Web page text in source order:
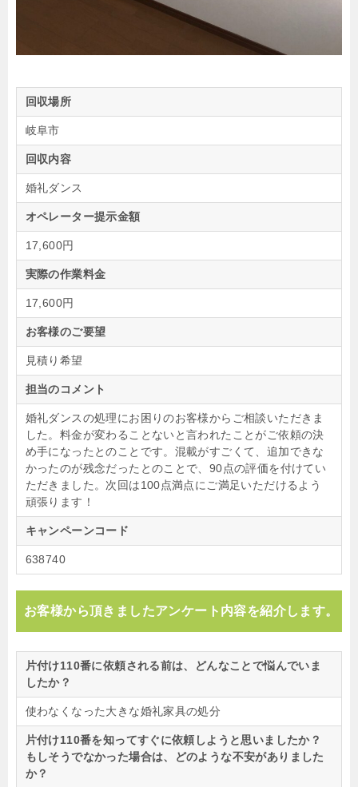
回収場所
岐阜市
回収内容
婚礼ダンス
オペレーター提示金額
17,600円
実際の作業料金
17,600円
お客様のご要望
見積り希望
担当のコメント
婚礼ダンスの処理にお困りのお客様からご相談いただきま
した。料金が変わることないと言われたことがご依頼の決
め手になったとのことです。混載がすごくて、追加できな
かったのが残念だったとのことで、90点の評価を付けてい
ただきました。次回は100点満点にご満足いただけるよう
頑張ります！
キャンペーンコード
638740
お客様から頂きましたアンケート内容を紹介します。
片付け110番に依頼される前は、どんなことで悩んでいま
したか？
使わなくなった大きな婚礼家具の処分
片付け110番を知ってすぐに依頼しようと思いましたか？
もしそうでなかった場合は、どのような不安がありました
か？